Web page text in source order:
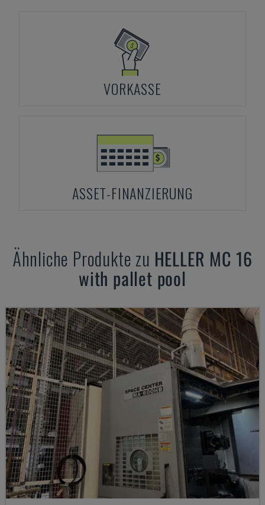
VORKASSE
ASSET-FINANZIERUNG
Ähnliche Produkte zu HELLER MC 16
with pallet pool